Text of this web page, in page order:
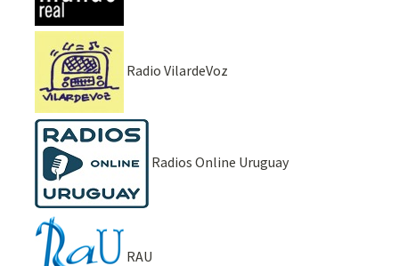
Radio VilardeVoz
Radios Online Uruguay
RAU